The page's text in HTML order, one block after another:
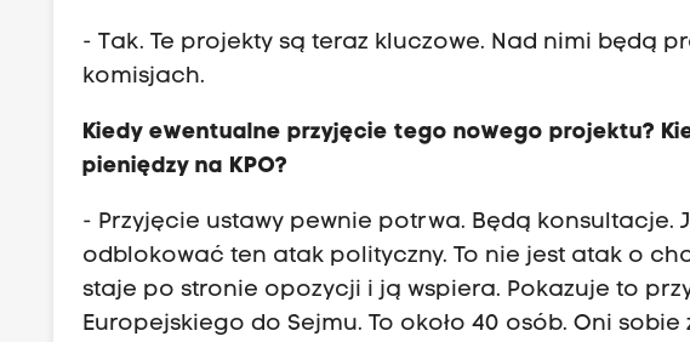
- Tak. Te projekty są teraz kluczowe. Nad nimi będą
komisjach.
Kiedy ewentualne przyjęcie tego nowego projektu?
pieniędzy na KPO?
- Przyjęcie ustawy pewnie potrwa. Będą konsultacje.
odblokować ten atak polityczny. To nie jest atak o
staje po stronie opozycji i ją wspiera. Pokazuje to
Europejskiego do Sejmu. To około 40 osób. Oni